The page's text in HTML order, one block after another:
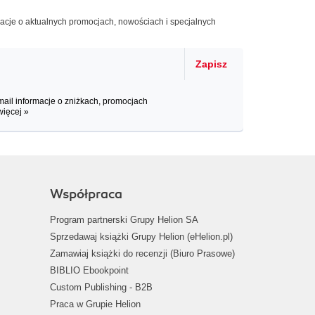
o aktualnych promocjach, nowościach i specjalnych
Zapisz
informacje o zniżkach, promocjach
»
Współpraca
Program partnerski Grupy Helion SA
Sprzedawaj książki Grupy Helion (eHelion.pl)
Zamawiaj książki do recenzji (Biuro Prasowe)
BIBLIO Ebookpoint
Custom Publishing - B2B
Praca w Grupie Helion